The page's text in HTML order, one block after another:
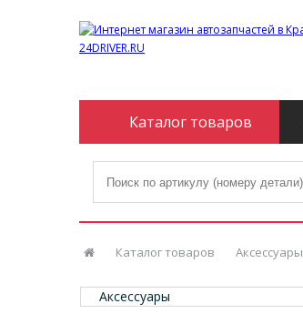
Каталог товаров
Каталог товаров Аксессуары
Аксессуары